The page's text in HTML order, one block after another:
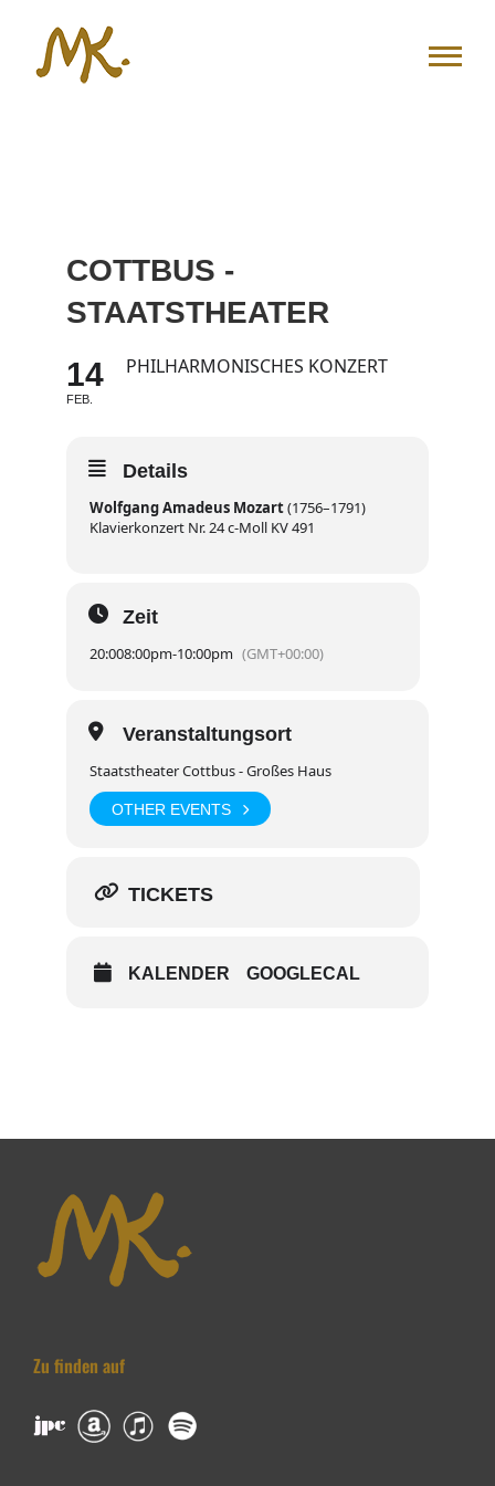
springen
COTTBUS -
STAATSTHEATER
14
FEB.
PHILHARMONISCHES KONZERT
Details
Wolfgang Amadeus Mozart(1756–1791)
Klavierkonzert Nr. 24 c-Moll KV 491
Zeit
20:008:00pm-10:00pm (GMT+00:00)
Veranstaltungsort
Staatstheater Cottbus - Großes Haus
OTHER EVENTS
TICKETS
KALENDER GOOGLECAL
Zu finden auf